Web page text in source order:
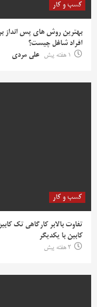
کسب و کار
بهترین روش‌ های پس‌ انداز
افراد شاغل چیست؟
1 هفته پیش
علی مردی
کسب و کار
تفاوت بالابر کارگاهی تک
کابین با یکدیگر
2 هفته پیش